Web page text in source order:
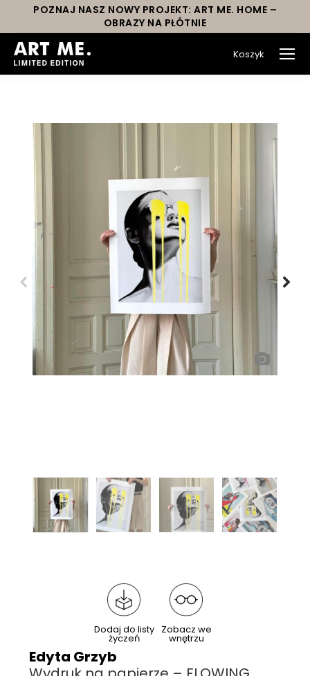
POZNAJ NASZ NOWY PROJEKT: ART ME. HOME –
OBRAZY NA PŁÓTNIE
Koszyk
Dodaj do listy
życzeń
Zobacz we
wnętrzu
Edyta Grzyb